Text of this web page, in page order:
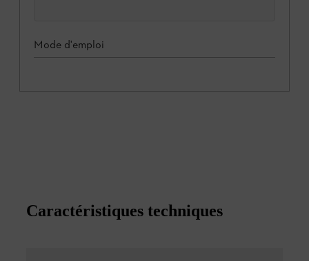
Mode d'emploi
Caractéristiques techniques